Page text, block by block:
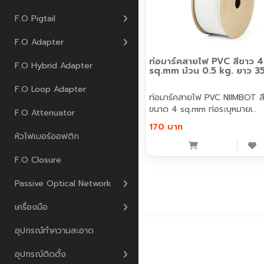
F.O Pigtail
F.O Adapter
F.O Hybrid Adapter
F.O Loop Adapter
F.O Attenuator
หัวไฟเบอร์ออฟติก
F.O Closure
Passive Optical Network
เครื่องมือ
อุปกรณ์ทำความสะอาด
อุปกรณ์ติดตั้ง
ท่อมาร์คสายไฟ PVC สีขาว 4
sq.mm ม้วน 0.5 kg. ยาว
ท่อมาร์คสายไฟ PVC NIIMBOT
ขนาด 4 sq.mm ท่อระบุหมายเ..
170 บาท
เพนกวิน คอมมิวนิเคชั่น © 2026